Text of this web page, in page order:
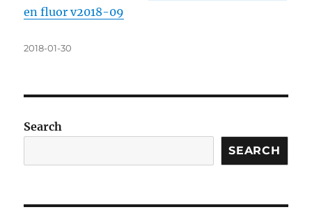
en fluor v2018-09
Posted
2018-01-30
Search
SEARCH